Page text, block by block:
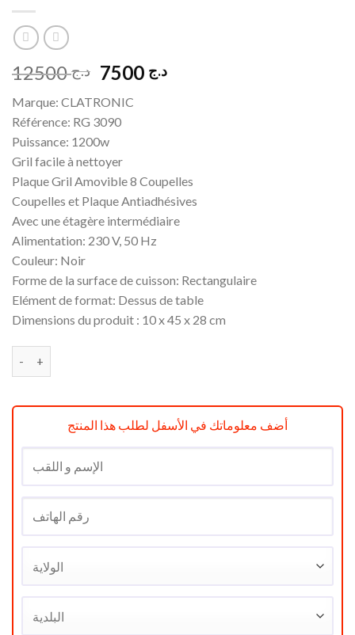
د.ج12500
Le
initial
était :
د.جLe
Marque: CLATRONIC
Référence: RG 3090
Puissance: 1200w
Gril facile à nettoyer
Plaque Gril Amovible 8 Coupelles
Coupelles et Plaque Antiadhésives
Avec une étagère intermédiaire
Alimentation: 230 V, 50 Hz
Couleur: Noir
Forme de la surface de cuisson: Rectangulaire
Elément de format: Dessus de table
Dimensions du produit : 10 x 45 x 28 cm
أضف معلوماتك في الأسفل لطلب هذا المنتج